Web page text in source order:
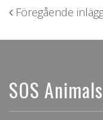
Föregående
SOS Animals